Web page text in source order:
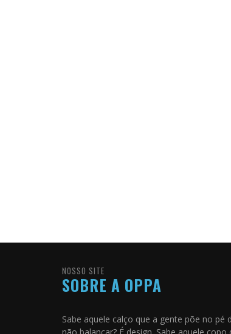
NOSSO SITE
SOBRE A OPPA
Sabe aquele calço que a gente põe no pé